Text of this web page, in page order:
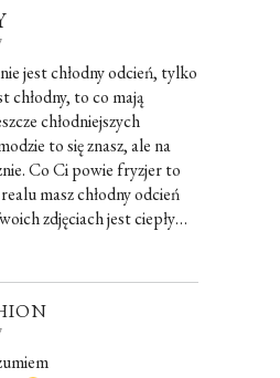
jest chłodny odcień, tylko
chłodny, to co mają
chłodniejszych
to się znasz, ale na
Co Ci powie fryzjer to
masz chłodny odcień
zdjęciach jest ciepły…